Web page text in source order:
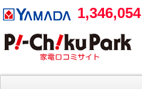
1,346,054